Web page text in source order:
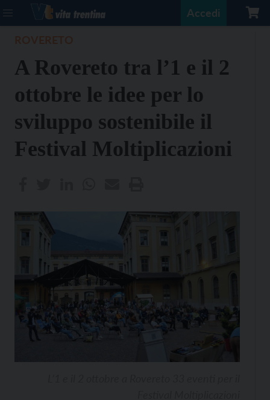
Accedi
A Rovereto tra l’1 e il 2
ottobre le idee per lo
sviluppo sostenibile il
Festival Moltiplicazioni